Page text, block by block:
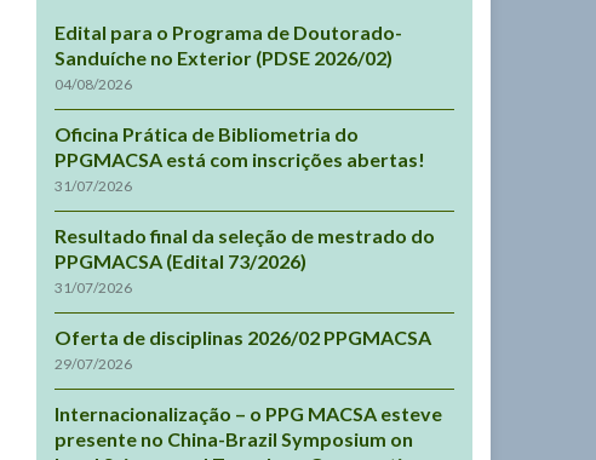
Edital para o Programa de Doutorado-
Sanduíche no Exterior (PDSE 2026/02)
04/08/2026
Oficina Prática de Bibliometria do
PPGMACSA está com inscrições abertas!
31/07/2026
Resultado final da seleção de mestrado do
PPGMACSA (Edital 73/2026)
31/07/2026
Oferta de disciplinas 2026/02 PPGMACSA
29/07/2026
Internacionalização – o PPG MACSA esteve
presente no China-Brazil Symposium on